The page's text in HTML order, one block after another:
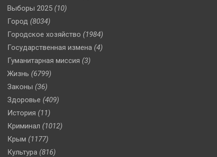
Выборы 2025 (10)
Город (8034)
Городское хозяйство (1984)
Государственная измена (4)
Гуманитарная миссия (3)
Жизнь (6799)
Законы (36)
Здоровье (409)
История (11)
Криминал (1012)
Крым (1177)
Культура (816)